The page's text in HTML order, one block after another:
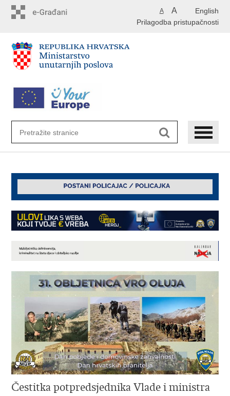
English
A A
Prilagodba pristupačnosti
Čestitka potpredsjednika Vlade i ministra